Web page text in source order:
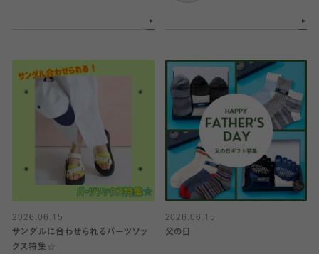
2026.06.15
サンダルに合わせられるパーツソッ
クス特集☆
2026.06.15
父の日